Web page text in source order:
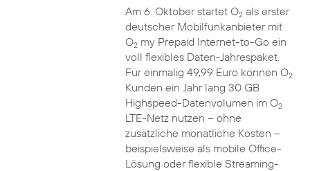
Am 6. Oktober startet O2als erster
deutscher Mobilfunkanbieter mit
O2my Prepaid Internet-to-Go ein
voll flexibles Daten-Jahrespaket.
Für einmalig 49,99 Euro können O2
Kunden ein Jahr lang 30 GB
Highspeed-Datenvolumen im O2
LTE-Netz nutzen – ohne
zusätzliche monatliche Kosten –
beispielsweise als mobile Office-
Lösung oder flexible Streaming-